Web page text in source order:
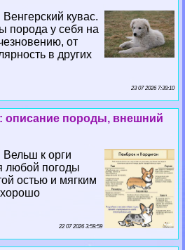
кувас.
порода у себя на
от
в других
23 07 2026 7:39:10
описание породы, внешний
к opги
любой погоды
остью и мягким
22 07 2026 3:59:59